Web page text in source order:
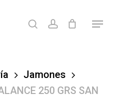
searchaccount Menu
Jamones
250 GRS SAN
Close